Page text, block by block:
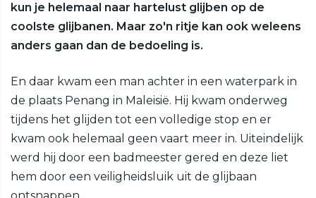
kun je helemaal naar hartelust glijben op de
coolste glijbanen. Maar zo'n ritje kan ook weleens
anders gaan dan de bedoeling is.
En daar kwam een man achter in een waterpark in
de plaats Penang in Maleisië. Hij kwam onderweg
tijdens het glijden tot een volledige stop en er
kwam ook helemaal geen vaart meer in. Uiteindelijk
werd hij door een badmeester gered en deze liet
hem door een veiligheidsluik uit de glijbaan